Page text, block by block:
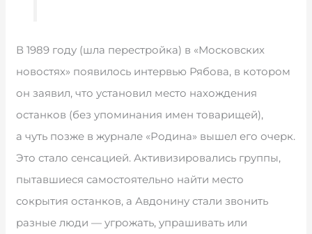
В 1989 году (шла перестройка) в «Московских
новостях» появилось интервью Рябова, в котором
он заявил, что установил место нахождения
останков (без упоминания имен товарищей),
а чуть позже в журнале «Родина» вышел его очерк.
Это стало сенсацией. Активизировались группы,
пытавшиеся самостоятельно найти место
сокрытия останков, а Авдонину стали звонить
разные люди — угрожать, упрашивать или